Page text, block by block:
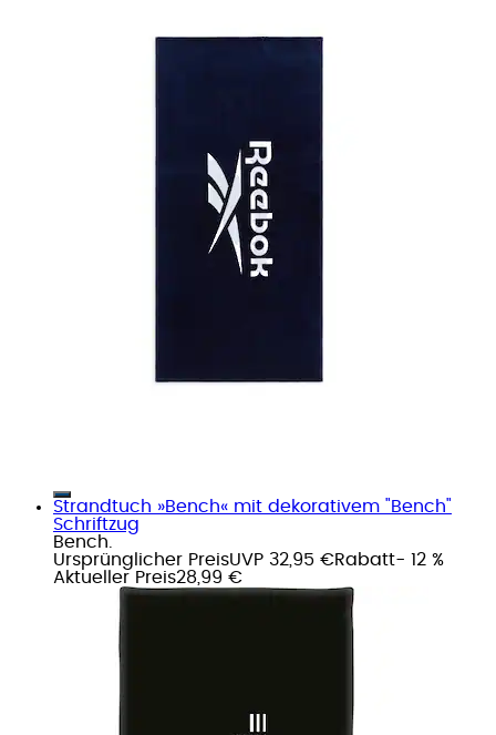
Strandtuch »Bench« mit dekorativem "Bench"
Schriftzug
Bench.
Ursprünglicher PreisUVP 32,95 €Rabatt- 12 %
Aktueller Preis28,99 €